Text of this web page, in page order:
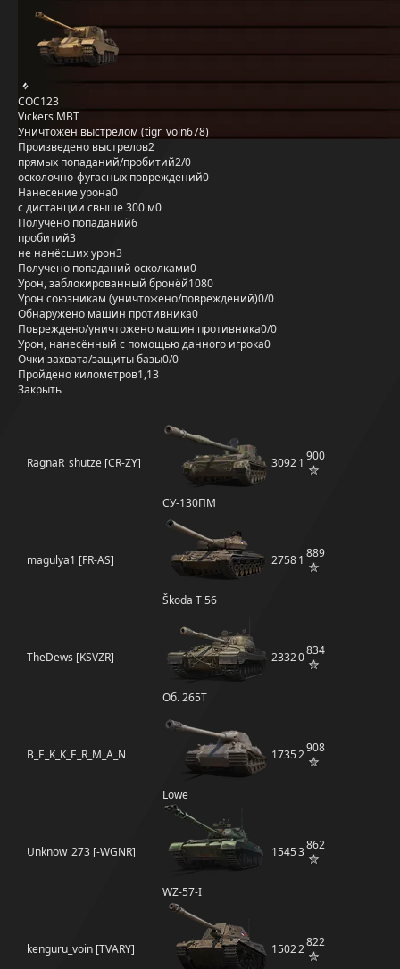
COC123
Vickers MBT
Уничтожен выстрелом (tigr_voin678)
Произведено выстрелов2
прямых попаданий/пробитий2/0
осколочно-фугасных повреждений0
Нанесение урона0
с дистанции свыше 300 м0
Получено попаданий6
пробитий3
не нанёсших урон3
Получено попаданий осколками0
Урон, заблокированный бронёй1080
Урон союзникам (уничтожено/повреждений)0/0
Обнаружено машин противника0
Повреждено/уничтожено машин противника0/0
Урон, нанесённый с помощью данного игрока0
Очки захвата/защиты базы0/0
Пройдено километров1,13
Закрыть
RagnaR_shutze [CR-ZY]
СУ-130ПМ
30921 900
magulya1 [FR-AS]
Škoda T 56
27581 889
TheDews [KSVZR]
Об. 265Т
23320834
B_E_K_K_E_R_M_A_N
Löwe
17352908
Unknow_273 [-WGNR]
WZ-57-I
15453862
kenguru_voin [TVARY] 15022822